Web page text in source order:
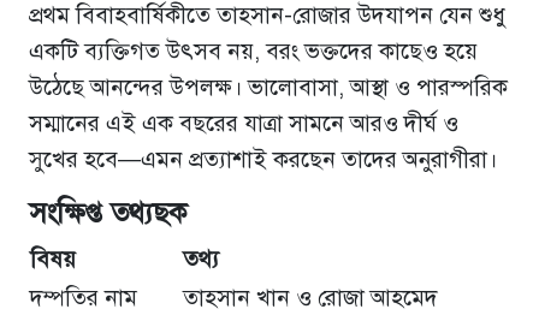
প্রথম বিবাহবার্ষিকীতে তাহসান-রোজার উদযাপন যেন শুধু
একটি ব্যক্তিগত উৎসব নয়, বরং ভক্তদের কাছেও হয়ে
উঠেছে আনন্দের উপলক্ষ। ভালোবাসা, আস্থা ও পারস্পরিক
সম্মানের এই এক বছরের যাত্রা সামনে আরও দীর্ঘ ও
সুখের হবে—এমন প্রত্যাশাই করছেন তাদের অনুরাগীরা।
সংক্ষিপ্ত তথ্যছক
বিষয়
তথ্য
দম্পতির নাম
তাহসান খান ও রোজা আহমেদ